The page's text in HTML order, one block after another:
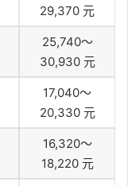
29,370 元
25,740～
30,930 元
17,040～
20,330 元
16,320～
18,220 元